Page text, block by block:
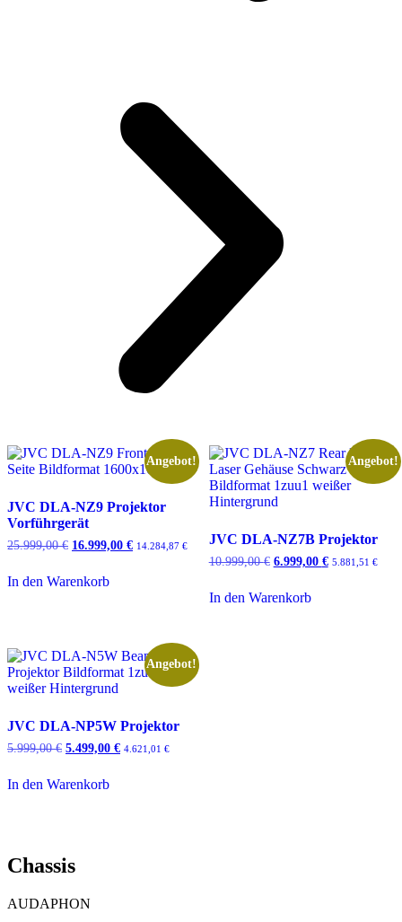
Angebot!
JVC DLA-NZ9 Projektor
Vorführgerät
25.999,00€ Ursprünglicher
war:
25.999,00 €
16.999,00 € Aktueller
14.284,87 €
In den Warenkorb
Angebot!
JVC DLA-NZ7B Projektor
10.999,00€ Ursprünglicher
war:
10.999,00 €
6.999,00 €Aktueller
5.881,51 €
In den Warenkorb
Angebot!
JVC DLA-NP5W Projektor
5.999,00€ Ursprünglicher
war:
5.999,00 €
5.499,00 € Aktueller
4.621,01 €
In den Warenkorb
Chassis
AUDAPHON